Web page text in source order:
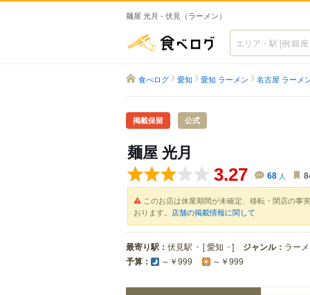
麺屋 光月 - 伏見（ラーメン）
食べログ
食べログ 愛知 愛知 ラーメン 名古屋 ラーメ
掲載保留 公式
麺屋 光月
3.27 68 人
このお店は休業期間が未確定、移転・閉店の事
おります。 店舗の掲載情報に関して
最寄り駅： 伏見駅 [愛知 ] ジャンル： ラー
予算： ～￥999 ～￥999